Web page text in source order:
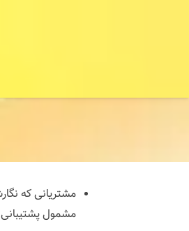
مشتریانی که
مشمول